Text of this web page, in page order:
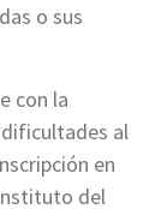
o sus
con la
al
en
del